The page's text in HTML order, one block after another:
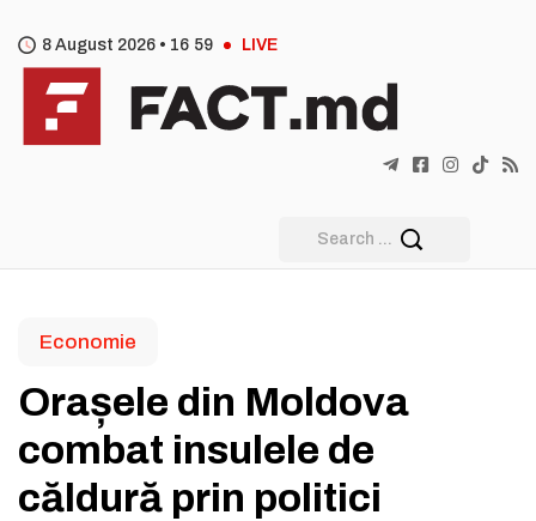
8 August 2026 • 16 59 LIVE
Economie
Orașele din Moldova
combat insulele de
căldură prin politici